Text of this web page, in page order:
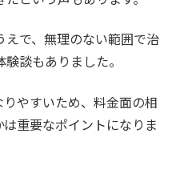
で、無理のない範囲で治
談もありました。
やすいため、料金面の相
重要なポイントになりま